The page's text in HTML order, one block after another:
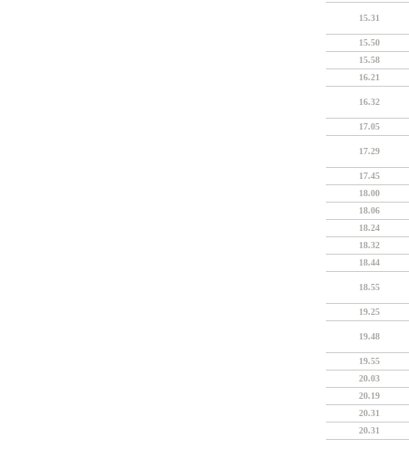
15.31
15.50
15.58
16.21
16.32
17.05
17.29
17.45
18.00
18.06
18.24
18.32
18.44
18.55
19.25
19.48
19.55
20.03
20.19
20.31
20.31